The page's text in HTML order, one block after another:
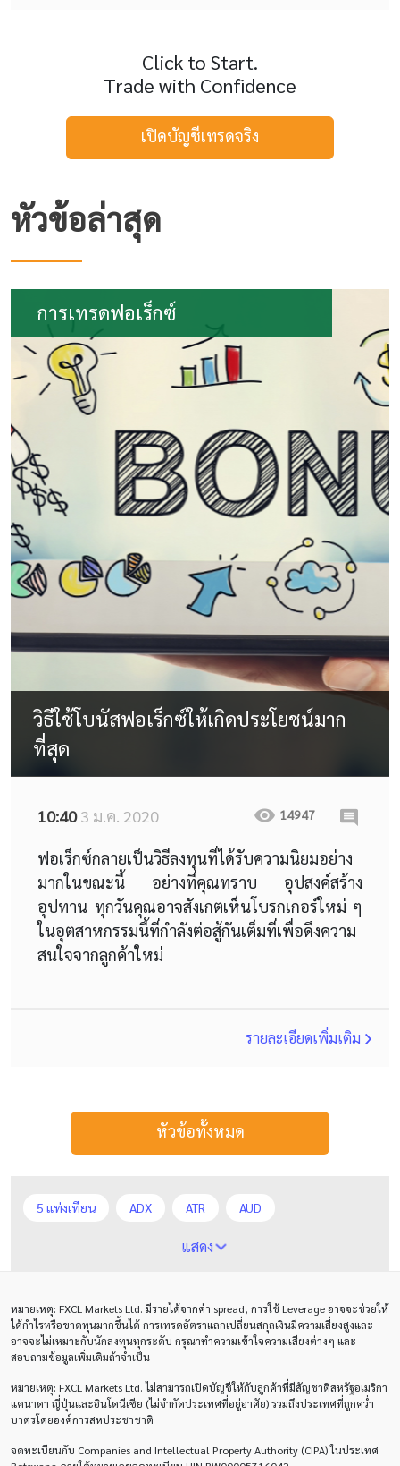
Click to Start.
Trade with Confidence
เปิดบัญชีเทรดจริง
หัวข้อล่าสุด
การเทรดฟอเร็กซ์
วิธีใช้โบนัสฟอเร็กซ์ให้เกิดประโยชน์มาก
ที่สุด
10:403 ม.ค. 2020 14947
ฟอเร็กซ์กลายเป็นวิธีลงทุนที่ได้รับความนิยมอย่าง
มากในขณะนี้ อย่างที่คุณทราบ อุปสงค์สร้าง
อุปทาน ทุกวันคุณอาจสังเกตเห็นโบรกเกอร์ใหม่ ๆ
ในอุตสาหกรรมนี้ที่กำลังต่อสู้กันเต็มที่เพื่อดึงความ
สนใจจากลูกค้าใหม่
รายละเอียดเพิ่มเติม
หัวข้อทั้งหมด
5 แท่งเทียน ADX ATR AUD
Average True Range
CAD CHF COVID-19 CPI Charles Dow
Cherry Blossom Chinese Yuan
Correlation Matrix D1 DXY DailyFX
Default mode network
แสดง
หมายเหตุ: FXCL Markets Ltd. มีรายได้จากค่า spread, การใช้ Leverageอาจจะช่วยให้
ได้กำไรหรือขาดทุนมากขึ้นได้ การเทรดอัตราแลกเปลี่ยนสกุลเงินมีความเสี่ยงสูงและ
อาจจะไม่เหมาะกับนักลงทุนทุกระดับ กรุณาทำความเข้าใจความเสียงต่างๆ และ
สอบถามข้อมูลเพิ่มเติมถ้าจำเป็น
หมายเหตุ: FXCL Markets Ltd.ไม่สามารถเปิดบัญชีให้กับลูกค้าที่มีสัญชาติสหรัฐอเมริกา
แคนาดา ญี่ปุ่นและอินโดนีเซีย (ไม่จำกัดประเทศที่อยู่อาศัย) รวมถึงประเทศที่ถูกคว่ำ
บาตรโดยองค์การสหประชาชาติ
จดทะเบียนกับ Companies and Intellectual Property Authority (CIPA) ในประเทศ